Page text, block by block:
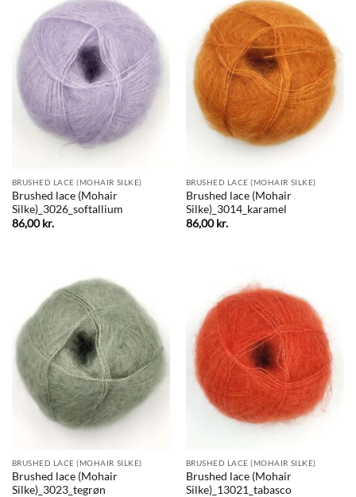
BRUSHED LACE (MOHAIR SILKE)
Brushed lace (Mohair
Silke)_3026_softallium
86,00kr.
BRUSHED LACE (MOHAIR SILKE)
Brushed lace (Mohair
Silke)_3014_karamel
86,00kr.
BRUSHED LACE (MOHAIR SILKE)
Brushed lace (Mohair
Silke)_3023_tegrøn
BRUSHED LACE (MOHAIR SILKE)
Brushed lace (Mohair
Silke)_13021_tabasco